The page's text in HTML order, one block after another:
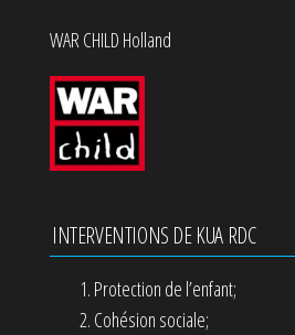
WAR CHILD Holland
INTERVENTIONS DE KUA RDC
Protection de l’enfant;
Cohésion sociale;